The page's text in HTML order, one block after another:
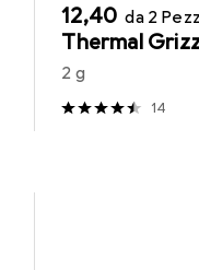
EUR
12,40 da 2
Thermal
2 g
14